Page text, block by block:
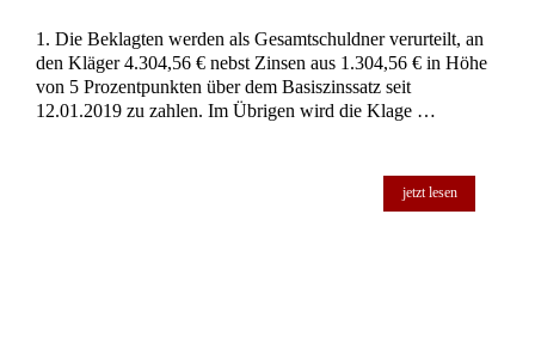
1. Die Beklagten werden als Gesamtschuldner verurteilt, an
den Kläger 4.304,56 € nebst Zinsen aus 1.304,56 € in Höhe
von 5 Prozentpunkten über dem Basiszinssatz seit
12.01.2019 zu zahlen. Im Übrigen wird die Klage …
jetzt lesen